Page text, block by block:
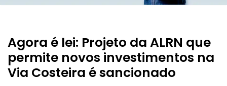
Agora é lei: Projeto da ALRN que
permite novos investimentos na
Via Costeira é sancionado